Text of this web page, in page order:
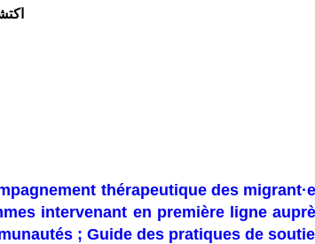
thérapeutique des
intervenant en première ligne
; Guide des pratiques de